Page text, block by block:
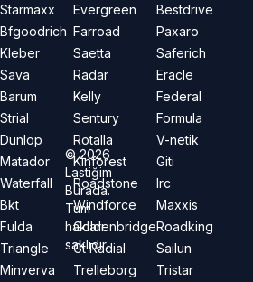
Starmaxx
Bfgoodrich
Kleber
Sava
Barum
Strial
Dunlop
Matador
Waterfall
Bkt
Fulda
Triangle
Minverva
Evergreen
Farroad
Saetta
Radar
Kelly
Sentury
Rotalla
Kinforest
Roadstone
Windforce
Goldenbridge
Gt Radial
Trelleborg
Bestdrive
Paxaro
Saferich
Eracle
Federal
Formula
V-netik
Giti
Irc
Maxxis
Roadking
Sailun
Tristar
©2026
Lastiğim
Burada.
Tüm
hakları
saklıdır.